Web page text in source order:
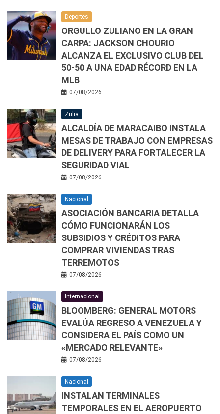
Deportes
ORGULLO ZULIANO EN LA GRAN
CARPA: JACKSON CHOURIO
ALCANZA EL EXCLUSIVO CLUB DEL
50-50 A UNA EDAD RÉCORD EN LA
MLB
07/08/2026
Zulia
ALCALDÍA DE MARACAIBO INSTALA
MESAS DE TRABAJO CON EMPRESAS
DE DELIVERY PARA FORTALECER LA
SEGURIDAD VIAL
07/08/2026
Nacional
ASOCIACIÓN BANCARIA DETALLA
CÓMO FUNCIONARÁN LOS
SUBSIDIOS Y CRÉDITOS PARA
COMPRAR VIVIENDAS TRAS
TERREMOTOS
07/08/2026
Internacional
BLOOMBERG: GENERAL MOTORS
EVALÚA REGRESO A VENEZUELA Y
CONSIDERA EL PAÍS COMO UN
«MERCADO RELEVANTE»
07/08/2026
Nacional
INSTALAN TERMINALES
TEMPORALES EN EL AEROPUERTO